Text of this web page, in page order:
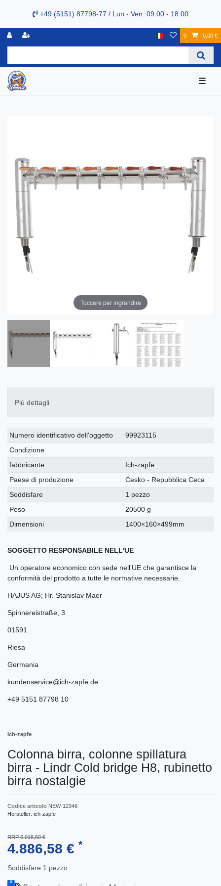
+49 (5151) 87798-77 / Lun - Ven: 09:00 - 18:00
0 0,00 €
☰
Toccare per ingrandire
Più dettagli
Ceres::Template.singleItemTechnicalDataAttribute
Ceres::Template.singleItemTechnicalDataValue
Numero identificativo dell'oggetto
99923115
Condizione
fabbricante
Ich-zapfe
Paese di produzione
Cesko - Repubblica Ceca
Soddisfare
1 pezzo
Peso
20500 g
Dimensioni
1400×160×499mm
SOGGETTO RESPONSABILE NELL'UE
Un operatore economico con sede nell'UE che garantisce la
conformità del prodotto a tutte le normative necessarie.
HAJUS AG; Hr. Stanislav Maer
Spinnereistraße 3
01591
Riesa
Germania
kundenservice@ich-zapfe.de
+49 5151 87798 10
Ich-zapfe
Colonna birra, colonne spillatura
birra - Lindr Cold bridge H8, rubinetto
birra nostalgie
Codice articolo NEW-12946
Hersteller: ich-zapfe
RRP 6.018,60 €
4.886,58 € *
Soddisfare 1 pezzo